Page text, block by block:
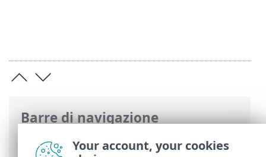
Barre di navigazione
Guida online ESET>ESET Cyber Security
Your account, your cookies